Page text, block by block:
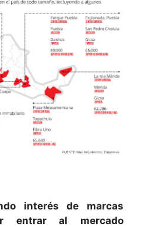
interés de marcas
entrar al mercado